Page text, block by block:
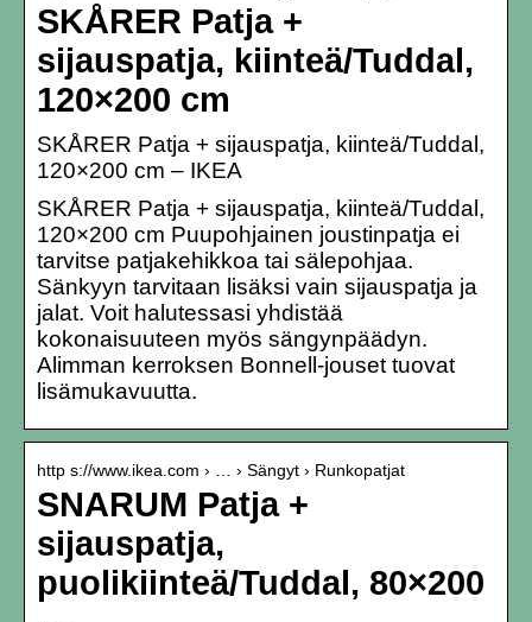
SKÅRER Patja +
sijauspatja, kiinteä/Tuddal,
120×200 cm
SKÅRER Patja + sijauspatja, kiinteä/Tuddal,
120×200 cm – IKEA
SKÅRER Patja + sijauspatja, kiinteä/Tuddal,
120×200 cm Puupohjainen joustinpatja ei
tarvitse patjakehikkoa tai sälepohjaa.
Sänkyyn tarvitaan lisäksi vain sijauspatja ja
jalat. Voit halutessasi yhdistää
kokonaisuuteen myös sängynpäädyn.
Alimman kerroksen Bonnell-jouset tuovat
lisämukavuutta.
http s://www.ikea.com › … › Sängyt › Runkopatjat
SNARUM Patja +
sijauspatja,
puolikiinteä/Tuddal, 80×200